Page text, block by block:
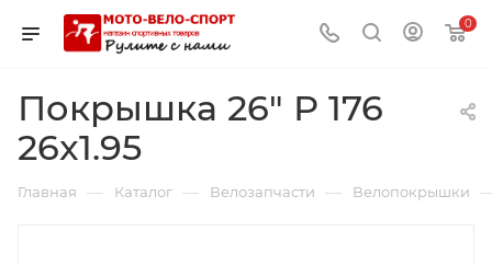
0
Покрышка 26" Р 176
26x1.95
Главная — Каталог — Велозапчасти — Велопокрышки